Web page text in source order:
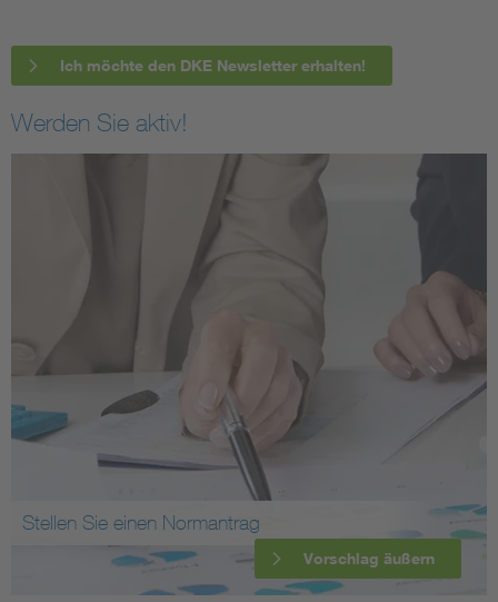
Ich möchte den DKE Newsletter erhalten!
Werden Sie aktiv!
Stellen Sie einen Normantrag
Vorschlag äußern